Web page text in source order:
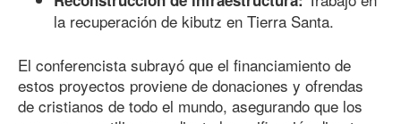
la recuperación de kibutz en Tierra Santa.
El conferencista subrayó que el financiamiento de
estos proyectos proviene de donaciones y ofrendas
de cristianos de todo el mundo, asegurando que los